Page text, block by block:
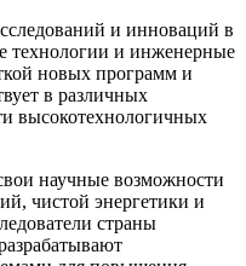
и инноваций в
технологии и инженерные
новых программ и
в различных
высокотехнологичных
научные возможности
чистой энергетики и
страны